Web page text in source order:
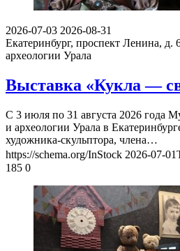
2026-07-03 2026-08-31
Екатеринбург, проспект Ленина, д.
археологии Урала
Выставка «Кукла —
С 3 июля по 31 августа 2026 года
и археологии Урала в
художника-скульптора, члена…
https://schema.org/InStock 2026-07-
185 0